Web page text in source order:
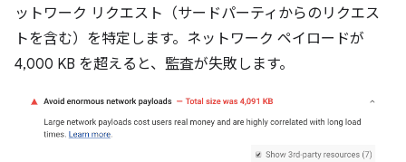
ットワーク リクエスト（サードパーティからのリクエス
トを含む）を特定します。ネットワーク ペイロードが
4,000 KB を超えると、監査が失敗します。